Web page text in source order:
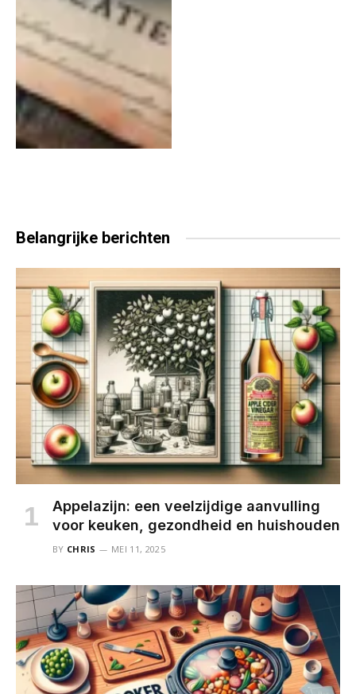
Belangrijke berichten
Appelazijn: een veelzijdige aanvulling
voor keuken, gezondheid en huishouden
BY CHRIS MEI 11, 2025